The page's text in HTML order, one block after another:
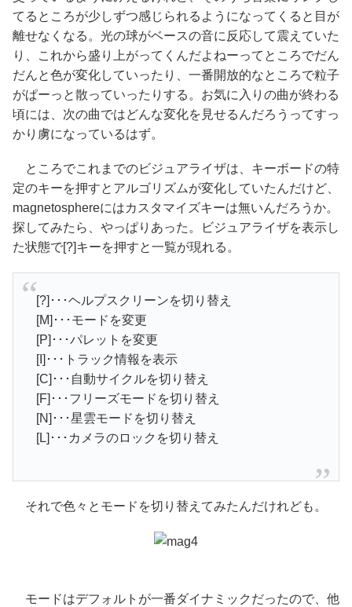
てるところが少しずつ感じられるようになってくると目が
離せなくなる。光の球がベースの音に反応して震えていた
り、これから盛り上がってくんだよねーってところでだん
だんと色が変化していったり、一番開放的なところで粒子
がぱーっと散っていったりする。お気に入りの曲が終わる
頃には、次の曲ではどんな変化を見せるんだろうってすっ
かり虜になっているはず。
ところでこれまでのビジュアライザは、キーボードの特
定のキーを押すとアルゴリズムが変化していたんだけど、
magnetosphereにはカスタマイズキーは無いんだろうか。
探してみたら、やっぱりあった。ビジュアライザを表示し
た状態で[?]キーを押すと一覧が現れる。
[?]･･･ヘルプスクリーンを切り替え
[M]･･･モードを変更
[P]･･･パレットを変更
[I]･･･トラック情報を表示
[C]･･･自動サイクルを切り替え
[F]･･･フリーズモードを切り替え
[N]･･･星雲モードを切り替え
[L]･･･カメラのロックを切り替え
それで色々とモードを切り替えてみたんだけれども。
モードはデフォルトが一番ダイナミックだったので、他